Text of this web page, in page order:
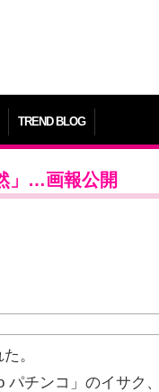
TREND BLOG
」…画報公開
。
チンコ」のイサク